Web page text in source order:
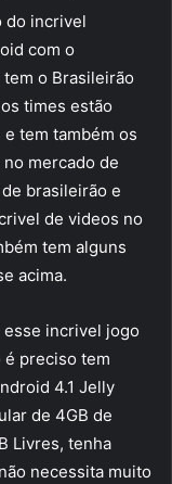
do incrivel
com o
o Brasileirão
times estão
tem também os
mercado de
brasileirão e
de videos no
tem alguns
acima.
esse incrivel jogo
é preciso tem
4.1 Jelly
de 4GB de
Livres, tenha
necessita muito